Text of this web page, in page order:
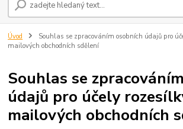
Úvod
Souhlas se zpracováním osobních údajů pro
mailových obchodních sdělení
Souhlas se
údajů pro účely
mailových obchodních